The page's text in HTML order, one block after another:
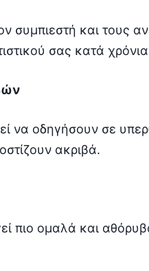
συμπιεστή και τους
σας κατά
να οδηγήσουν σε
ακριβά.
πιο ομαλά και